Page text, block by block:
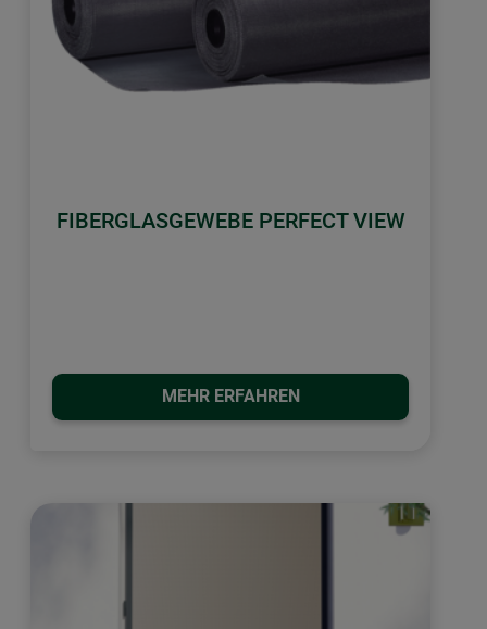
FIBERGLASGEWEBE PERFECT VIEW
MEHR ERFAHREN